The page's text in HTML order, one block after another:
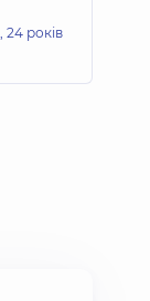
24 років